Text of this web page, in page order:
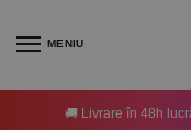
MENIU
🚚 Livrare în 48h